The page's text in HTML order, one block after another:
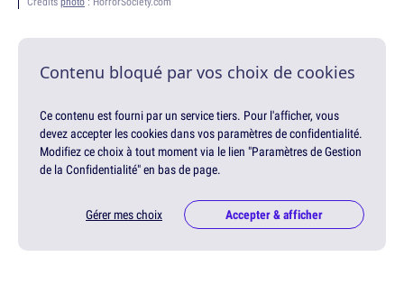
Contenu bloqué par vos choix de cookies
Ce contenu est fourni par un service tiers. Pour l'afficher, vous
devez accepter les cookies dans vos paramètres de confidentialité.
Modifiez ce choix à tout moment via le lien "Paramètres de Gestion
de la Confidentialité" en bas de page.
Gérer mes choix Accepter & afficher